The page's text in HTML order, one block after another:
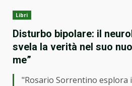
Libri
Disturbo bipolare: il
svela la verità nel suo
me”
"Rosario Sorrentino esplora